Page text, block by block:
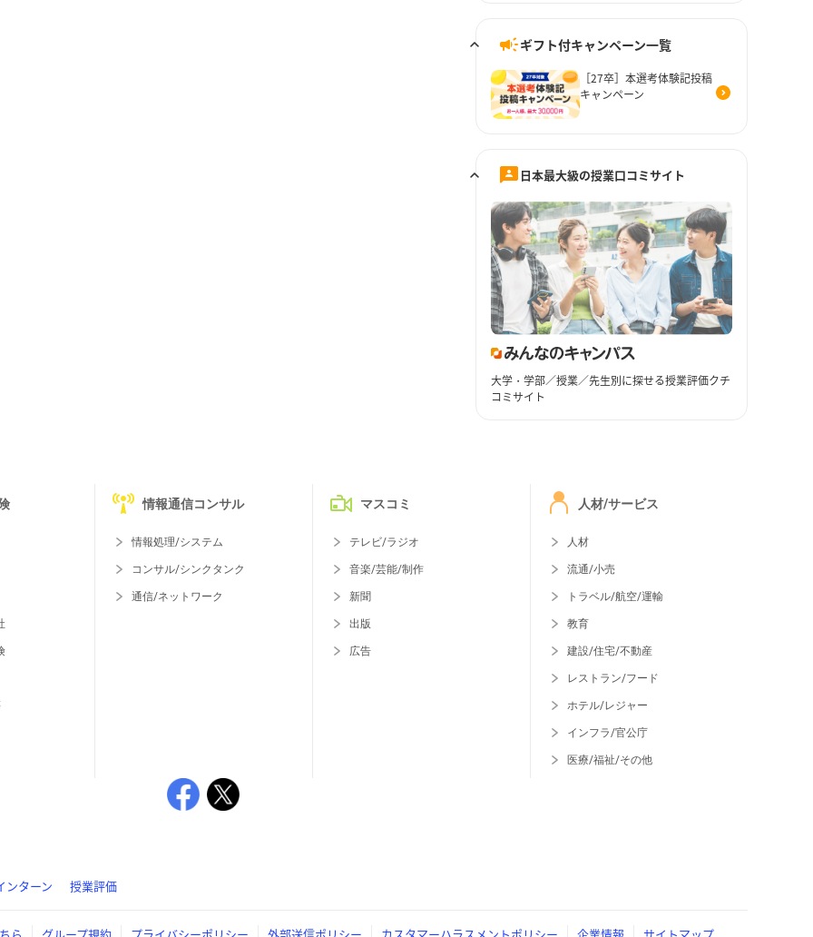
ギフト付キャンペーン一覧
［27卒］本選考体験記投稿
キャンペーン
日本最大級の授業口コミサイト
大学・学部／授業／先生別に探せる授業評価クチ
コミサイト
情報通信コンサル
情報処理/システム
コンサル/シンクタンク
通信/ネットワーク
マスコミ
テレビ/ラジオ
音楽/芸能/制作
新聞
出版
広告
人材/サービス
人材
流通/小売
トラベル/航空/運輸
教育
建設/住宅/不動産
レストラン/フード
ホテル/レジャー
インフラ/官公庁
医療/福祉/その他
ンターン 授業評価